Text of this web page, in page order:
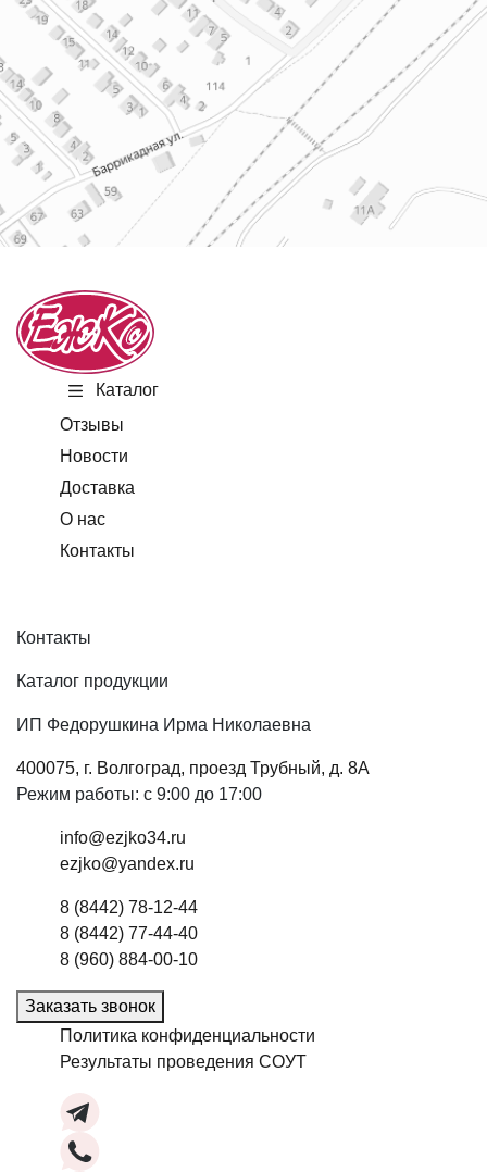
Каталог
Отзывы
Новости
Доставка
О нас
Контакты
Контакты
Каталог продукции
ИП Федорушкина Ирма Николаевна
400075, г. Волгоград, проезд Трубный, д. 8А
Режим работы: с 9:00 до 17:00
info@ezjko34.ru
ezjko@yandex.ru
8 (8442) 78-12-44
8 (8442) 77-44-40
8 (960) 884-00-10
Заказать звонок
Политика конфиденциальности
Результаты проведения СОУТ